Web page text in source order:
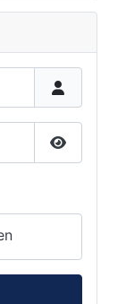
Passwort